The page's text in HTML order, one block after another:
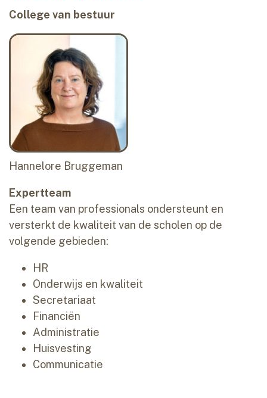
College van bestuur
Hannelore Bruggeman
Expertteam
Een team van professionals ondersteunt en
versterkt de kwaliteit van de scholen op de
volgende gebieden:
HR
Onderwijs en kwaliteit
Secretariaat
Financiën
Administratie
Huisvesting
Communicatie